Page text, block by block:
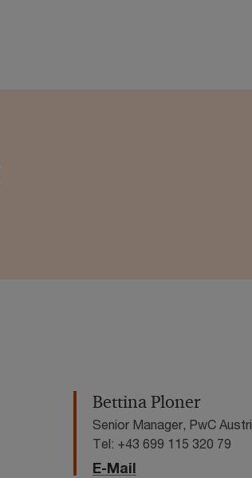
Bettina Ploner
Senior Manager, PwC
Tel: +43 699 115 320 79
E-Mail